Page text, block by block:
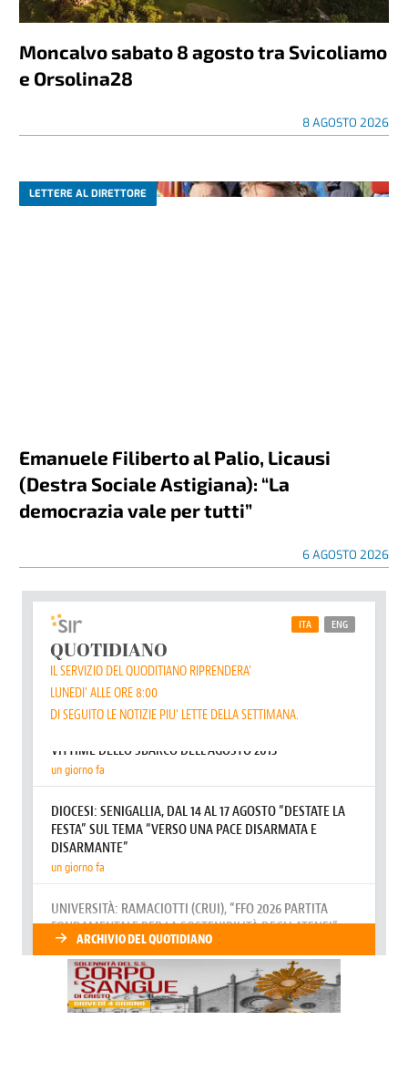
Moncalvo sabato 8 agosto tra Svicoliamo
e Orsolina28
8 AGOSTO 2026
LETTERE AL DIRETTORE
Emanuele Filiberto al Palio, Licausi
(Destra Sociale Astigiana): “La
democrazia vale per tutti”
6 AGOSTO 2026